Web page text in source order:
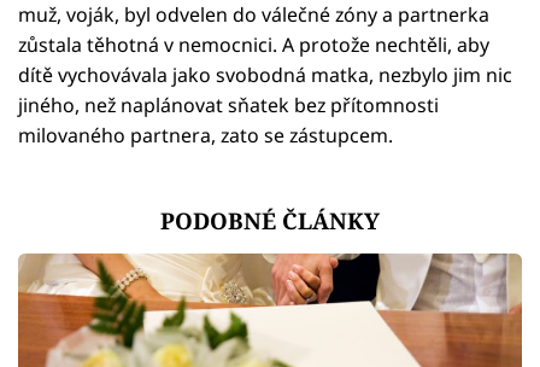
muž, voják, byl odvelen do válečné zóny a partnerka
zůstala těhotná v nemocnici. A protože nechtěli, aby
dítě vychovávala jako svobodná matka, nezbylo jim nic
jiného, než naplánovat sňatek bez přítomnosti
milovaného partnera, zato se zástupcem.
PODOBNÉ ČLÁNKY